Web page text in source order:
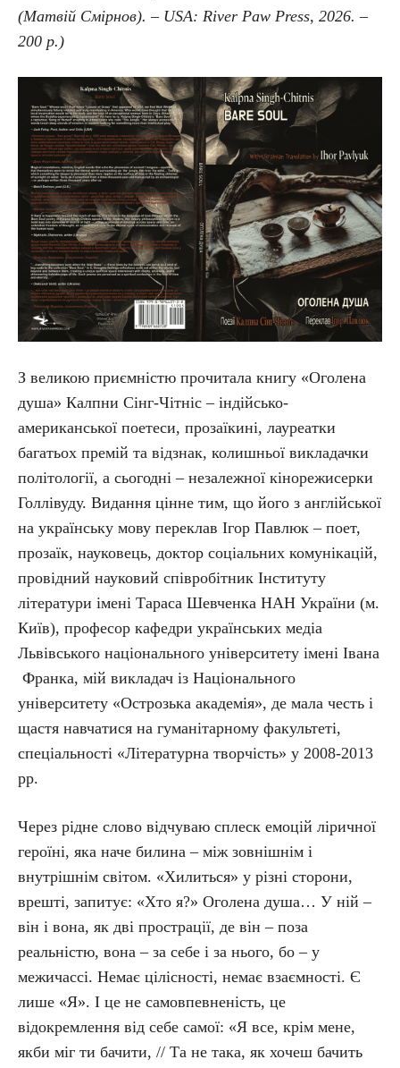
(Матвій Смірнов). – USA: River Paw Press, 2026. –
200 p.)
З великою приємністю прочитала книгу «Оголена
душа» Калпни Сінг-Чітніс – індійсько-
американської поетеси, прозаїкині, лауреатки
багатьох премій та відзнак, колишньої викладачки
політології, а сьогодні – незалежної кінорежисерки
Голлівуду. Видання цінне тим, що його з англійської
на українську мову переклав Ігор Павлюк – поет,
прозаїк, науковець, доктор соціальних комунікацій,
провідний науковий співробітник Інституту
літератури імені Тараса Шевченка НАН України (м.
Київ), професор кафедри українських медіа
Львівського національного університету імені Івана
Франка, мій викладач із Національного
університету «Острозька академія», де мала честь і
щастя навчатися на гуманітарному факультеті,
спеціальності «Літературна творчість» у 2008-2013
рр.
Через рідне слово відчуваю сплеск емоцій ліричної
героїні, яка наче билина – між зовнішнім і
внутрішнім світом. «Хилиться» у різні сторони,
врешті, запитує: «Хто я?» Оголена душа… У ній –
він і вона, як дві прострації, де він – поза
реальністю, вона – за себе і за нього, бо – у
межичассі. Немає цілісності, немає взаємності. Є
лише «Я». І це не самовпевненість, це
відокремлення від себе самої: «Я все, крім мене,
якби міг ти бачити, // Та не така, як хочеш бачить